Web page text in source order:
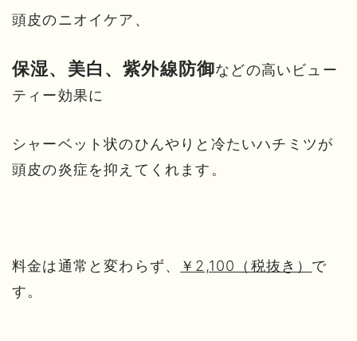
頭皮のニオイケア、
保湿、美白、紫外線防御などの高いビュー
ティー効果に
シャーベット状のひんやりと冷たいハチミツが
頭皮の炎症を抑えてくれます。
料金は通常と変わらず、 ￥2,100（税抜き） で
す。